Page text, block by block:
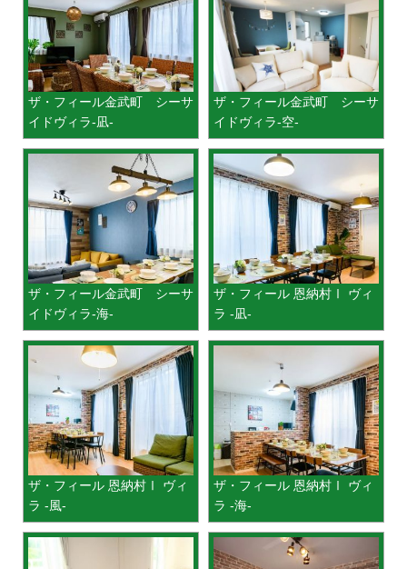
ザ・フィール金武町 シーサ
イドヴィラ-凪-
ザ・フィール金武町 シーサ
イドヴィラ-空-
ザ・フィール金武町 シーサ
イドヴィラ-海-
ザ・フィール 恩納村Ⅰ ヴィ
ラ -凪-
ザ・フィール 恩納村Ⅰ ヴィ
ラ -風-
ザ・フィール 恩納村Ⅰ ヴィ
ラ -海-